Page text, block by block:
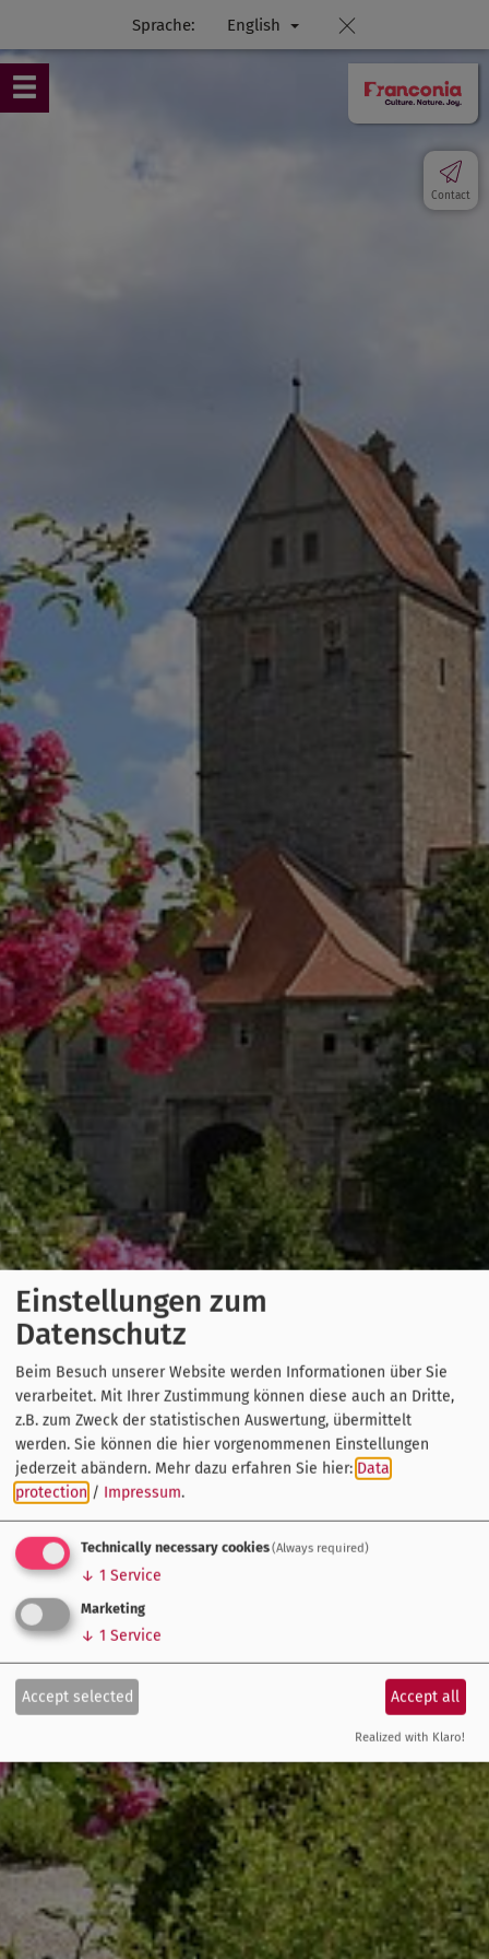
Sprache: English
Contact
Einstellungen zum
Datenschutz
Beim Besuch unserer Website werden Informationen über Sie
verarbeitet. Mit Ihrer Zustimmung können diese auch an Dritte,
z.B. zum Zweck der statistischen Auswertung, übermittelt
werden. Sie können die hier vorgenommenen Einstellungen
jederzeit abändern. Mehr dazu erfahren Sie hier: Data
protection / Impressum.
Technically necessary cookies(Always required)
↓ 1 Service
Marketing
↓ 1 Service
Accept selected Accept all
Realized with Klaro!